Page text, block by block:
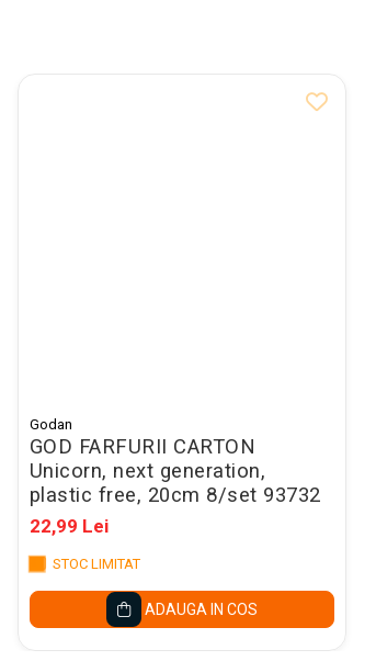
Godan
GOD FARFURII CARTON
Unicorn, next generation,
plastic free, 20cm 8/set 93732
22,99 Lei
STOC LIMITAT
ADAUGA IN COS